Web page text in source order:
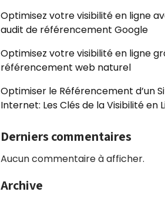
Optimisez votre visibilité en ligne
audit de référencement Google
Optimisez votre visibilité en ligne
référencement web naturel
Optimiser le Référencement d’un
Internet: Les Clés de la Visibilité en
Derniers commentaires
Aucun commentaire à afficher.
Archive